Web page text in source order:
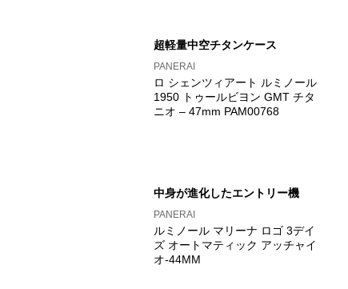
超軽量中空チタンケース
PANERAI
ロ シェンツィアート ルミノール
1950 トゥールビヨン GMT チタ
ニオ – 47mm PAM00768
中身が進化したエントリー機
PANERAI
ルミノール マリーナ ロゴ 3デイ
ズ オートマティック アッチャイ
オ-44MM